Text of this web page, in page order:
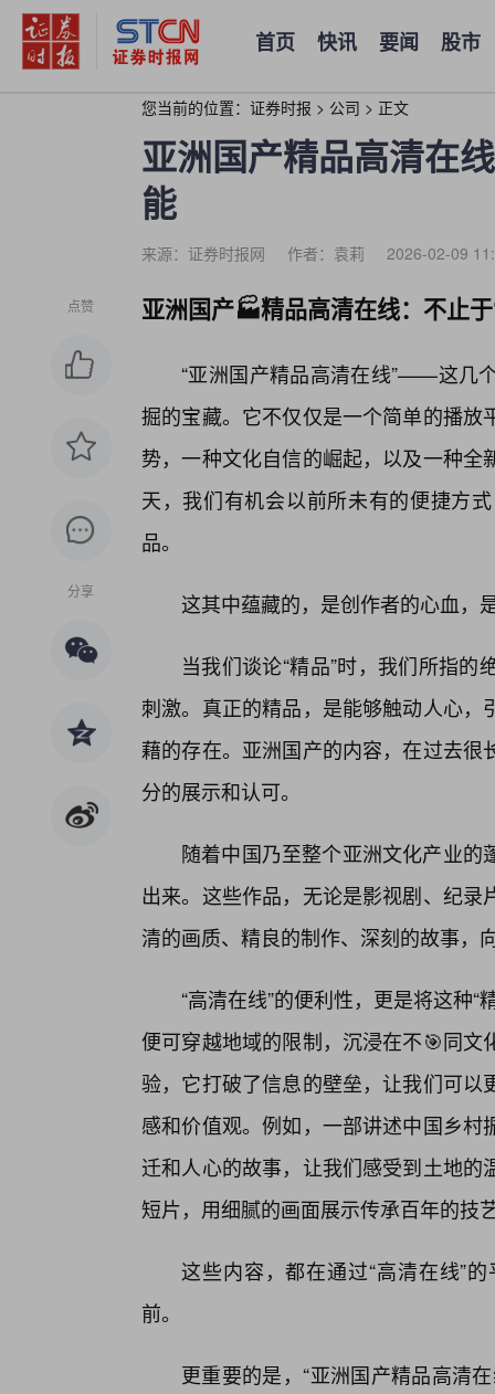
首页 快讯 要闻 股市
您当前的位置： 证券时报 > 公司 > 正文
亚洲国产精品高清在
能
来源：证券时报网 作者：袁莉 2026-02-09
点赞
分享
亚洲国产🏭精品高清在线：不止
“亚洲国产精品高清在线”——这几
掘的宝藏。它不仅仅是一个简单的播
势，一种文化自信的崛起，以及一种
天，我们有机会以前所未有的便捷方
品。
这其中蕴藏的，是创作者的心血，
当我们谈论“精品”时，我们所指
刺激。真正的精品，是能够触动人心
藉的存在。亚洲国产的内容，在过去
分的展示和认可。
随着中国乃至整个亚洲文化产业
出来。这些作品，无论是影视剧、纪
清的画质、精良的制作、深刻的故事，
“高清在线”的便利性，更是将这种
便可穿越地域的限制，沉浸在不🎯同
验，它打破了信息的壁垒，让我们可
感和价值观。例如，一部讲述中国乡
迁和人心的故事，让我们感受到土地
短片，用细腻的画面展示传承百年的技
这些内容，都在通过“高清在线”
前。
更重要的是，“亚洲国产精品高清